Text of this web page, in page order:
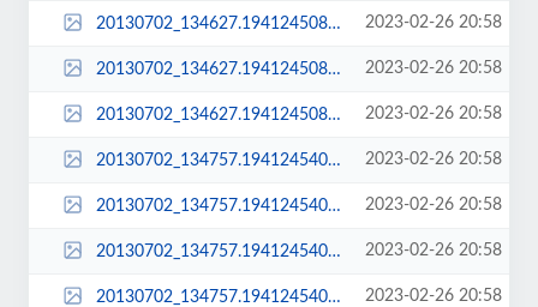
20130702_134627.194124508_sq_thumb_m.jpg 2023-02-26 20:58
20130702_134627.194124508_sq_thumb_s.jpg 2023-02-26 20:58
20130702_134627.194124508_std.jpg 2023-02-26 20:58
20130702_134757.194124540.jpg 2023-02-26 20:58
20130702_134757.194124540_large.jpg 2023-02-26 20:58
20130702_134757.194124540_sq_thumb_m.jpg 2023-02-26 20:58
20130702_134757.194124540_sq_thumb_s.jpg 2023-02-26 20:58